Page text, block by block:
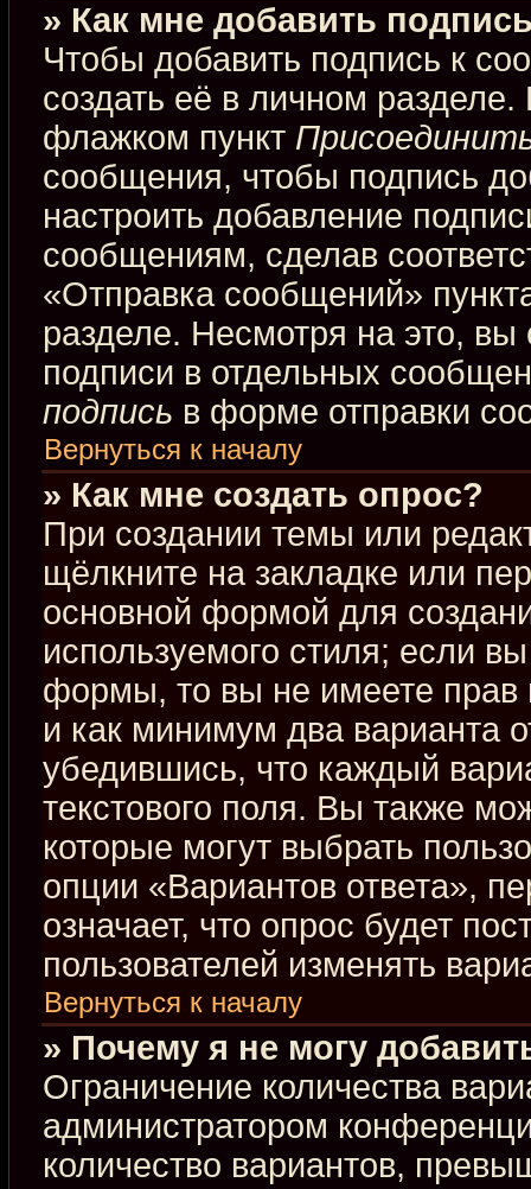
» Как мне добавить
Чтобы добавить подпись к
создать её в личном
флажком пункт
сообщения, чтобы подпись
настроить добавление
сообщениям, сделав
«Отправка сообщений»
разделе. Несмотря на это,
подписи в отдельных
подпись в форме отправки
Вернуться к началу
» Как мне создать опрос?
При создании темы или
щёлкните на закладке или
основной формой для
используемого стиля; если
формы, то вы не имеете прав
и как минимум два варианта
убедившись, что каждый
текстового поля. Вы также
которые могут выбрать
опции «Вариантов ответа»,
означает, что опрос будет
пользователей изменять
Вернуться к началу
» Почему я не могу
Ограничение количества
администратором
количество вариантов,